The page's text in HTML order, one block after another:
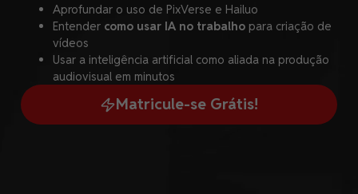
Aprofundar o uso de PixVerse e Hailuo
Entender como usar IA no trabalho para criação de
vídeos
Usar a inteligência artificial como aliada na produção
audiovisual em minutos
Matricule-se Grátis!